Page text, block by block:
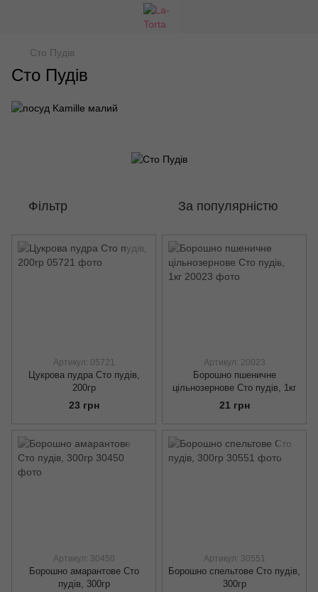
Сто Пудів
Сто Пудів
Фільтр За популярністю
Артикул: 05721
Цукрова пудра Сто пудів,
200гр
23 грн
Артикул: 20023
Борошно пшеничне
цільнозернове Сто пудів, 1кг
21 грн
Артикул: 30450
Борошно амарантове Сто
пудів, 300гр
Артикул: 30551
Борошно спельтове Сто пудів,
300гр